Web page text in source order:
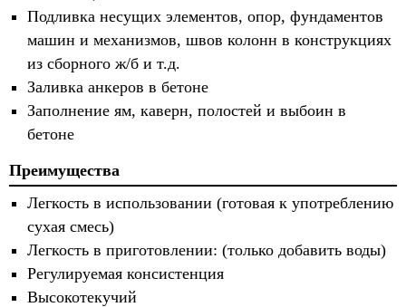
Подливка несущих элементов, опор, фундаментов
машин и механизмов, швов колонн в конструкциях
из сборного ж/б и т.д.
Заливка анкеров в бетоне
Заполнение ям, каверн, полостей и выбоин в
бетоне
Преимущества
Легкость в использовании (готовая к употреблению
сухая смесь)
Легкость в приготовлении: (только добавить воды)
Регулируемая консистенция
Высокотекучий